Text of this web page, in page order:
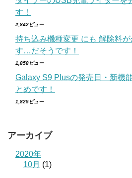
す！
2,842ビュー
持ち込み機種変更 にも 解除料
す…だそうです！
1,858ビュー
Galaxy S9 Plusの発売日・新機
とめです！
1,825ビュー
アーカイブ
2020年
10月 (1)